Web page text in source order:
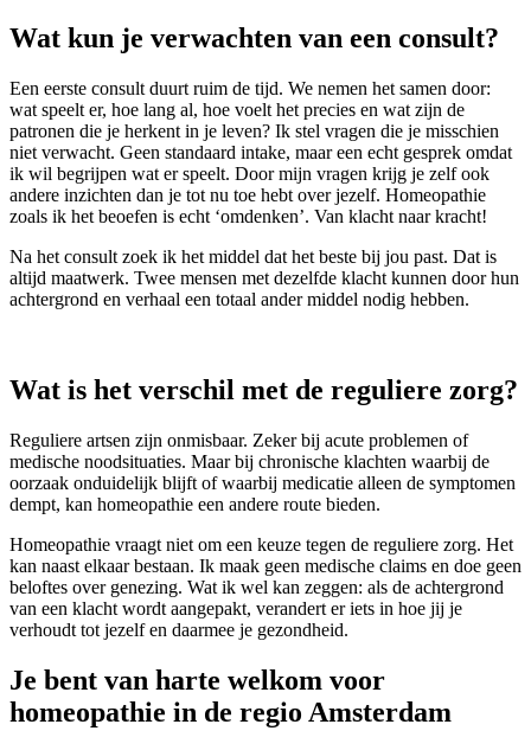
Wat kun je verwachten van een consult?
Een eerste consult duurt ruim de tijd. We nemen het samen door:
wat speelt er, hoe lang al, hoe voelt het precies en wat zijn de
patronen die je herkent in je leven? Ik stel vragen die je misschien
niet verwacht. Geen standaard intake, maar een echt gesprek omdat
ik wil begrijpen wat er speelt. Door mijn vragen krijg je zelf ook
andere inzichten dan je tot nu toe hebt over jezelf. Homeopathie
zoals ik het beoefen is echt ‘omdenken’. Van klacht naar kracht!
Na het consult zoek ik het middel dat het beste bij jou past. Dat is
altijd maatwerk. Twee mensen met dezelfde klacht kunnen door hun
achtergrond en verhaal een totaal ander middel nodig hebben.
Wat is het verschil met de reguliere zorg?
Reguliere artsen zijn onmisbaar. Zeker bij acute problemen of
medische noodsituaties. Maar bij chronische klachten waarbij de
oorzaak onduidelijk blijft of waarbij medicatie alleen de symptomen
dempt, kan homeopathie een andere route bieden.
Homeopathie vraagt niet om een keuze tegen de reguliere zorg. Het
kan naast elkaar bestaan. Ik maak geen medische claims en doe geen
beloftes over genezing. Wat ik wel kan zeggen: als de achtergrond
van een klacht wordt aangepakt, verandert er iets in hoe jij je
verhoudt tot jezelf en daarmee je gezondheid.
Je bent van harte welkom voor
homeopathie in de regio Amsterdam